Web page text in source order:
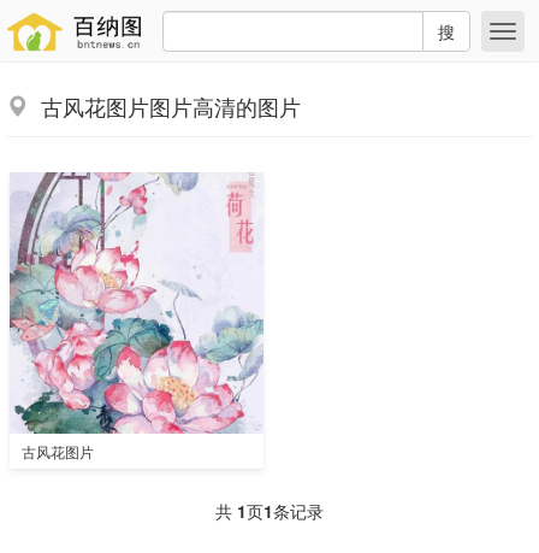
搜
古风花图片图片高清的图片
古风花图片
共 1页1条记录